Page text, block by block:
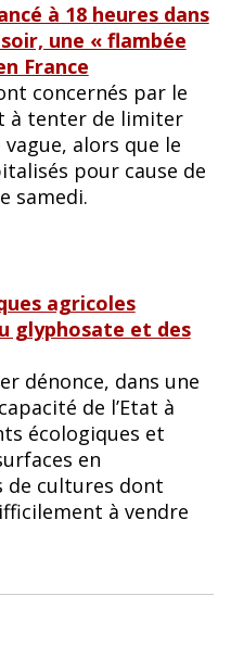
à 18 heures dans
une « flambée
France
concernés par le
à tenter de limiter
alors que le
pour cause de
samedi.
agricoles
glyphosate et des
dénonce, dans une
de l’Etat à
écologiques et
en
de cultures dont
à vendre